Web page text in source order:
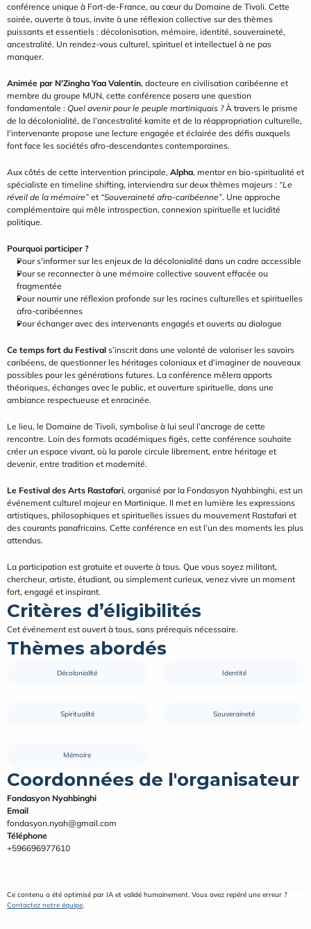
conférence unique à Fort-de-France, au cœur du Domaine de Tivoli. Cette
soirée, ouverte à tous, invite à une réflexion collective sur des thèmes
puissants et essentiels : décolonisation, mémoire, identité, souveraineté,
ancestralité. Un rendez-vous culturel, spirituel et intellectuel à ne pas
manquer.
Animée par N'Zingha Yaa Valentin, docteure en civilisation caribéenne et
membre du groupe MUN, cette conférence posera une question
fondamentale : Quel avenir pour le peuple martiniquais ? À travers le prisme
de la décolonialité, de l’ancestralité kamite et de la réappropriation culturelle,
l'intervenante propose une lecture engagée et éclairée des défis auxquels
font face les sociétés afro-descendantes contemporaines.
Aux côtés de cette intervention principale, Alpha, mentor en bio-spiritualité et
spécialiste en timeline shifting, interviendra sur deux thèmes majeurs : “Le
réveil de la mémoire” et “Souveraineté afro-caribéenne”. Une approche
complémentaire qui mêle introspection, connexion spirituelle et lucidité
politique.
Pourquoi participer ?
Pour s'informer sur les enjeux de la décolonialité dans un cadre accessible
Pour se reconnecter à une mémoire collective souvent effacée ou
fragmentée
Pour nourrir une réflexion profonde sur les racines culturelles et spirituelles
afro-caribéennes
Pour échanger avec des intervenants engagés et ouverts au dialogue
Ce temps fort du Festival s’inscrit dans une volonté de valoriser les savoirs
caribéens, de questionner les héritages coloniaux et d’imaginer de nouveaux
possibles pour les générations futures. La conférence mêlera apports
théoriques, échanges avec le public, et ouverture spirituelle, dans une
ambiance respectueuse et enracinée.
Le lieu, le Domaine de Tivoli, symbolise à lui seul l’ancrage de cette
rencontre. Loin des formats académiques figés, cette conférence souhaite
créer un espace vivant, où la parole circule librement, entre héritage et
devenir, entre tradition et modernité.
Le Festival des Arts Rastafari, organisé par la Fondasyon Nyahbinghi, est un
événement culturel majeur en Martinique. Il met en lumière les expressions
artistiques, philosophiques et spirituelles issues du mouvement Rastafari et
des courants panafricains. Cette conférence en est l’un des moments les plus
attendus.
La participation est gratuite et ouverte à tous. Que vous soyez militant,
chercheur, artiste, étudiant, ou simplement curieux, venez vivre un moment
fort, engagé et inspirant.
Critères d’éligibilités
Cet événement est ouvert à tous, sans prérequis nécessaire.
Thèmes abordés
Décolonialité Identité
Spiritualité Souveraineté
Mémoire
Coordonnées de l'organisateur
Fondasyon Nyahbinghi
Email
fondasyon.nyah@gmail.com
Téléphone
+596696977610
Contactez notre équipe.